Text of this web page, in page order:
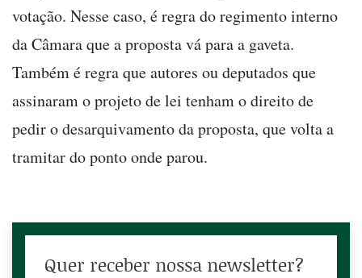
votação. Nesse caso, é regra do regimento interno
da Câmara que a proposta vá para a gaveta.
Também é regra que autores ou deputados que
assinaram o projeto de lei tenham o direito de
pedir o desarquivamento da proposta, que volta a
tramitar do ponto onde parou.
Quer receber nossa newsletter?